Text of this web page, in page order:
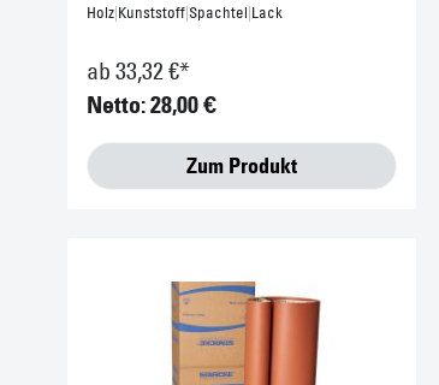
Holz|Kunststoff|Spachtel|Lack
ab 33,32 €*
Netto: 28,00 €
Zum Produkt